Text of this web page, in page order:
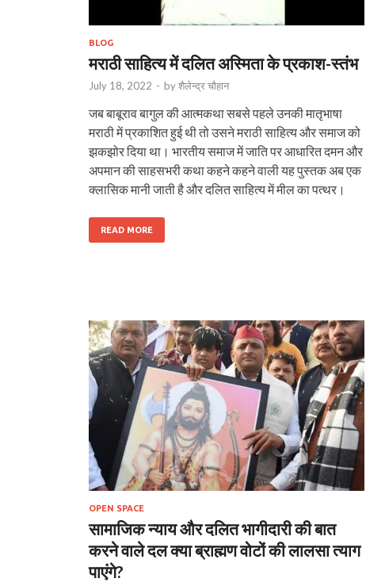
BLOG
मराठी साहित्य में दलित अस्मिता के प्रकाश-स्तंभ
July 18, 2022 - byशैलेन्द्र चौहान
जब बाबूराव बागुल की आत्मकथा सबसे पहले उनकी मातृभाषा
मराठी में प्रकाशित हुई थी तो उसने मराठी साहित्य और समाज को
झकझोर दिया था। भारतीय समाज में जाति पर आधारित दमन और
अपमान की साहसभरी कथा कहने कहने वाली यह पुस्तक अब एक
क्लासिक मानी जाती है और दलित साहित्य में मील का पत्थर।
READ MORE
OPEN SPACE
सामाजिक न्याय और दलित भागीदारी की बात
करने वाले दल क्या ब्राह्मण वोटों की लालसा त्याग
पाएंगे?